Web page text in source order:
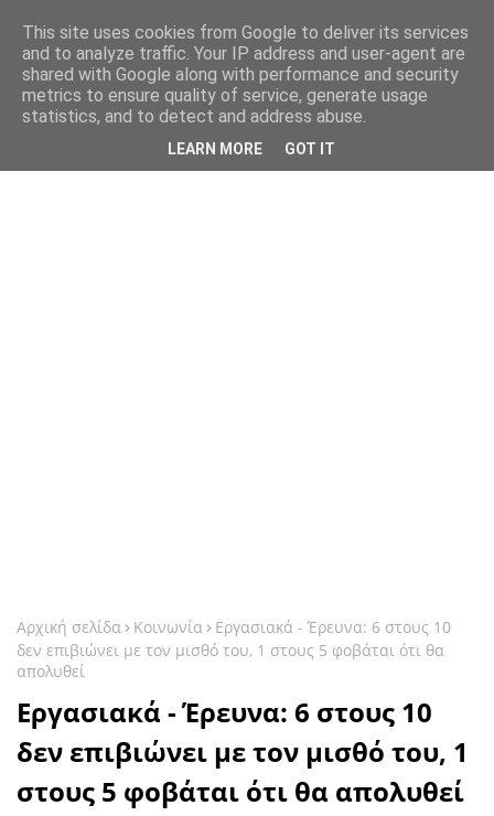
Αρχική σελίδα Κοινωνία
Εργασιακά - Έρευνα: 6 στους 10
δεν επιβιώνει με τον μισθό του, 1 στους 5 φοβάται ότι θα
απολυθεί
Εργασιακά - Έρευνα: 6 στους 10
δεν επιβιώνει με τον μισθό του, 1
στους 5 φοβάται ότι θα απολυθεί
This site uses cookies from Google to deliver its services
and to analyze traffic. Your IP address and user-agent are
shared with Google along with performance and security
metrics to ensure quality of service, generate usage
statistics, and to detect and address abuse.
LEARN MORE GOT IT